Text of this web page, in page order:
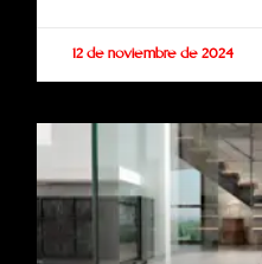
12 de noviembre de 2024